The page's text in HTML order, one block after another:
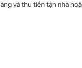
và thu tiền tận nhà